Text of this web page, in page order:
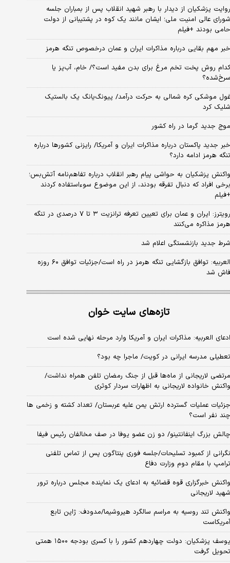
روایت پزشکیان از دیدار با رهبر شهید انقلاب پس از بمباران جلسه
شورای عالی امنیت ملی؛ ایشان مانند یک کوه در پشتیبانی از دولت
حامی بودند +فیلم
خبر مهم بقایی درباره مذاکرات ایران و عمان درخصوص تنگه هرمز
کدام روش پخت تخم مرغ برای بدن مفید است؟/ خام، آب‌پز یا
سرخ‌شده؟
غول موشکی کره شمالی به حرکت درآمد/ پیونگ‌یانگ یک بالستیک
شلیک کرد
موج جدید گرما در راه کشور
خبر جدید پاکستان درباره مذاکرات ایران و آمریکا/ رایزنی کشورها درباره
تنگه هرمز ادامه دارد؟
واکنش پزشکیان به حواشی پیام رهبر انقلاب درباره تفاهم‌نامه آتش‌بس؛
برخی افراد که دنبال تفرقه بودند، از این موضوع سوءاستفاده کردند
+فیلم
رویترز: ایران و عمان برای تعیین تعرفه ترانزیت ۳ تا ۷ درصدی در تنگه
هرمز مذاکره می‌کنند
شرط جدید بازنشستگی اعلام شد
العربیه: توافق بازگشایی تنگه هرمز در راه است/جزئیات توافق ۶۰ روزه
فاش شد
تازه‌های سایت خوان
ادعای العربیه: مذاکرات ایران و آمریکا وارد مرحله نهایی شده است
تعطیلی مدرسه ایرانی در کویت/ ماجرا چه بود؟
مرتضی لاریجانی از ماه‌ها قبل از جنگ رمضان تلفن همراه نداشت/
واکنش خانواده لاریجانی به اظهارات سردار کوثری
جزئیات عملیات گسترده ارتش یمن علیه عربستان/ تعداد کشته و زخمی ها
چند نفر است؟
چالش بزرگ اینفانتینو/ دو زن عضو یوفا در صف مخالفان رئیس فیفا
نگرانی از کمبود تسلیحات/جلسه فوری پنتاگون پس از تماس تلفنی
ترامپ با مقام دوم وزارت دفاع
واکنش خبرگزاری قوه قضائیه به ادعای یک نماینده مجلس درباره ترور
شهید لاریجانی
واکنش تند روسیه به مراسم سالگرد هیروشیما/مدودف: ژاپن تابع
آمریکاست
یوسف پزشکیان: دولت چهاردهم کشور را با کسری بودجه ۱۵۰۰ همتی
تحویل گرفت